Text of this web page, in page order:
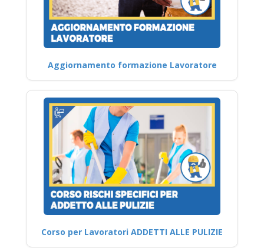
Aggiornamento formazione Lavoratore
Corso per Lavoratori ADDETTI ALLE PULIZIE